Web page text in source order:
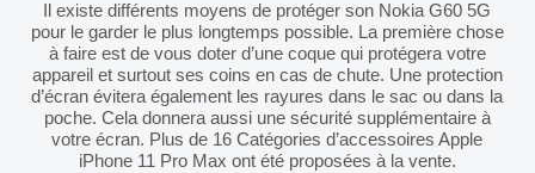
Il existe différents moyens de protéger son Nokia G60 5G
pour le garder le plus longtemps possible. La première chose
à faire est de vous doter d’une coque qui protégera votre
appareil et surtout ses coins en cas de chute. Une protection
d’écran évitera également les rayures dans le sac ou dans la
poche. Cela donnera aussi une sécurité supplémentaire à
votre écran. Plus de 16 Catégories d’accessoires Apple
iPhone 11 Pro Max ont été proposées à la vente.